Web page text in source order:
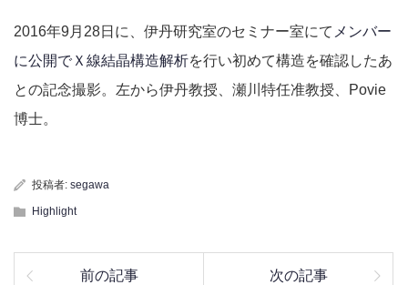
2016年9月28日に、伊丹研究室のセミナー室にて メンバー
に公開でＸ線結晶構造解析を行い初めて構造を確認したあ
との記念撮影。左から伊丹教授、瀬川特任准教授、Povie
博士。
投稿者: segawa
Highlight
前の記事 次の記事